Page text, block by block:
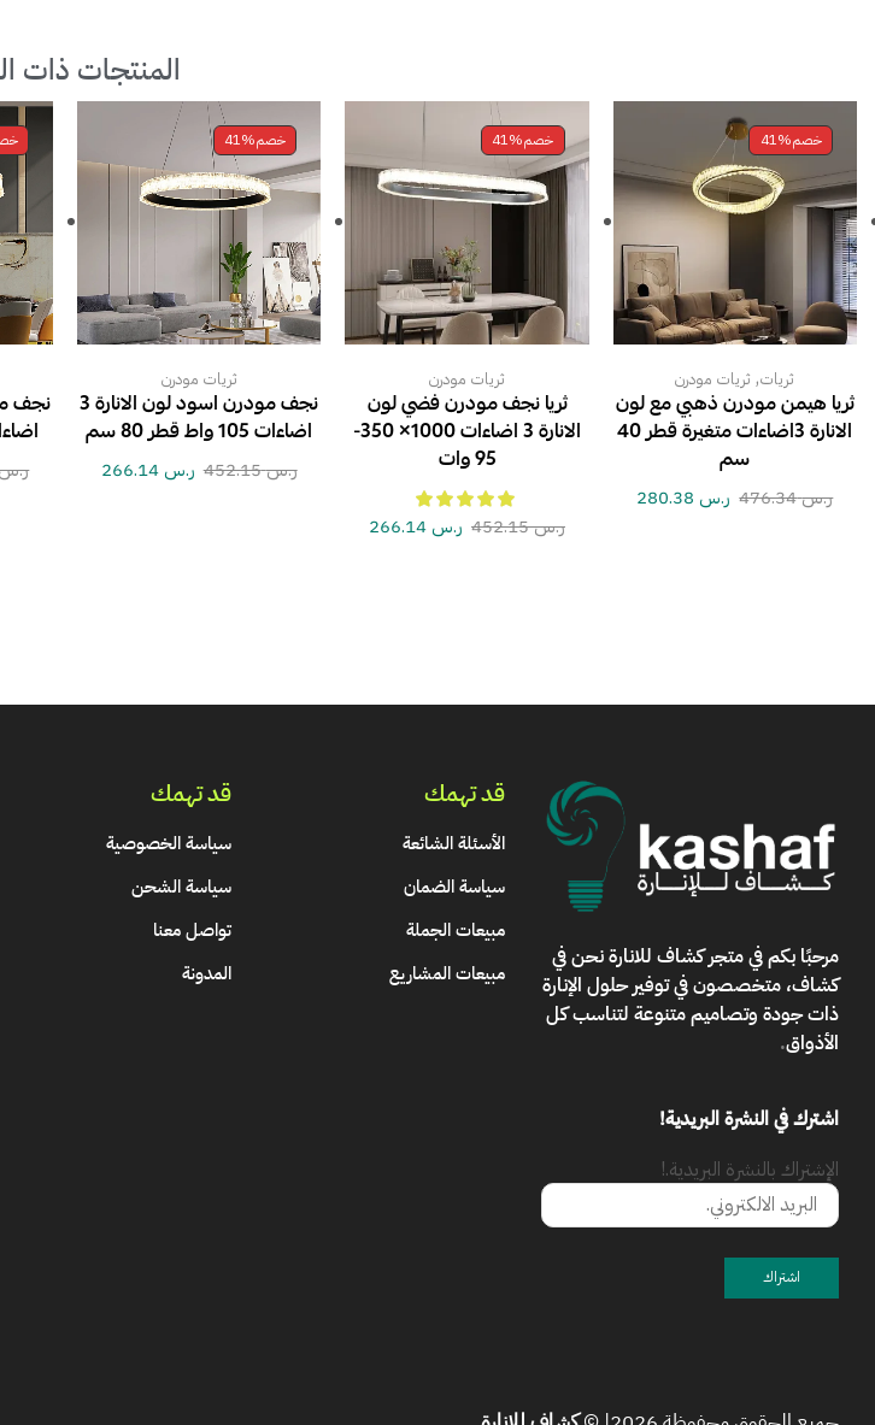
المنتجات ذات
خصم41%
ثريات, ثريات مودرن
ثريا هيمن مودرن ذهبي مع لون
الانارة 3اضاءات متغيرة قطر 40
سم
ر.س476.34 ر.س
خصم41%
ثريات مودرن
ثريا نجف مودرن فضي لون
الانارة 3 اضاءات 1000× 350-
95 وات
ر.س452.15 ر.س
خصم41%
ثريات مودرن
نجف مودرن اسود لون الانارة 3
اضاءات 105 واط قطر 80 سم
ر.س452.15 ر.س 266.14
اضاءات 75
مرحبًا بكم فيمتجر كشاف للانارةنحن في
كشاف، متخصصون في توفير حلول الإنارة
ذات جودة وتصاميم متنوعة لتناسب كل
الأذواق.
اشترك في النشرة البريدية!
الإشتراك بالنشرة البريدية.!
قد تهمك
الأسئلة الشائعة
سياسة الضمان
مبيعات الجملة
مبيعات المشاريع
قد تهمك
سياسة الخصوصية
سياسة الشحن
تواصل معنا
المدونة